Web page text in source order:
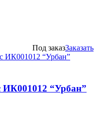
Под заказЗаказать
ИК001012 “Урбан”